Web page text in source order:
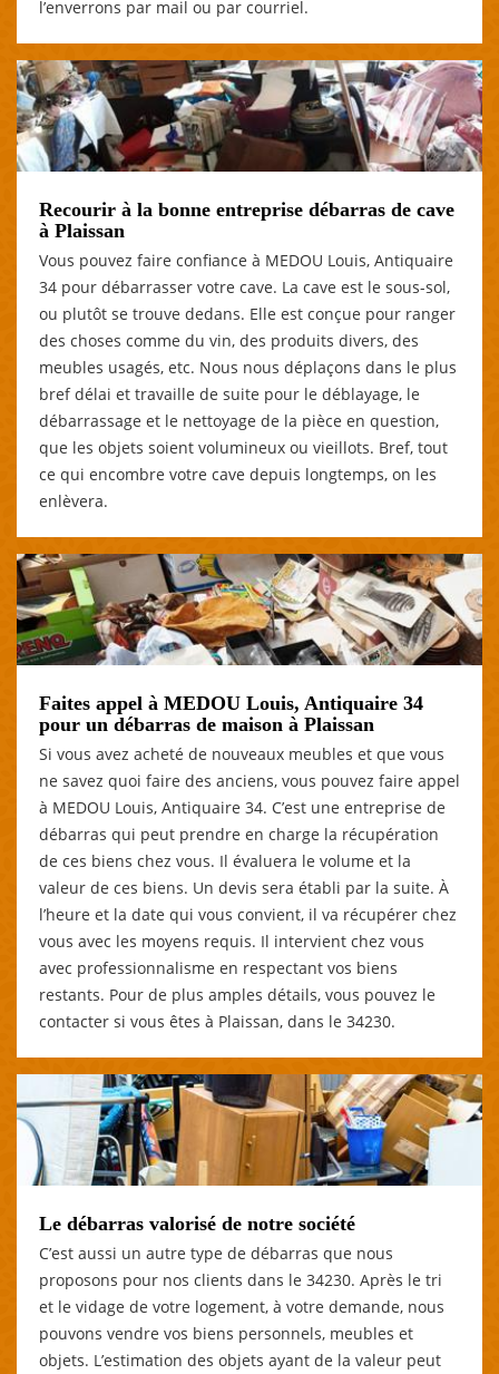
l’enverrons par mail ou par courriel.
Recourir à la bonne entreprise débarras de cave
à Plaissan
Vous pouvez faire confiance à MEDOU Louis, Antiquaire
34 pour débarrasser votre cave. La cave est le sous-sol,
ou plutôt se trouve dedans. Elle est conçue pour ranger
des choses comme du vin, des produits divers, des
meubles usagés, etc. Nous nous déplaçons dans le plus
bref délai et travaille de suite pour le déblayage, le
débarrassage et le nettoyage de la pièce en question,
que les objets soient volumineux ou vieillots. Bref, tout
ce qui encombre votre cave depuis longtemps, on les
enlèvera.
Faites appel à MEDOU Louis, Antiquaire 34
pour un débarras de maison à Plaissan
Si vous avez acheté de nouveaux meubles et que vous
ne savez quoi faire des anciens, vous pouvez faire appel
à MEDOU Louis, Antiquaire 34. C’est une entreprise de
débarras qui peut prendre en charge la récupération
de ces biens chez vous. Il évaluera le volume et la
valeur de ces biens. Un devis sera établi par la suite. À
l’heure et la date qui vous convient, il va récupérer chez
vous avec les moyens requis. Il intervient chez vous
avec professionnalisme en respectant vos biens
restants. Pour de plus amples détails, vous pouvez le
contacter si vous êtes à Plaissan, dans le 34230.
Le débarras valorisé de notre société
C’est aussi un autre type de débarras que nous
proposons pour nos clients dans le 34230. Après le tri
et le vidage de votre logement, à votre demande, nous
pouvons vendre vos biens personnels, meubles et
objets. L’estimation des objets ayant de la valeur peut